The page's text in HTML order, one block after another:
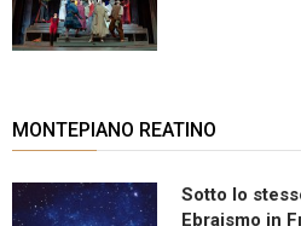
MONTEPIANO REATINO
Sotto lo
Ebraismo in